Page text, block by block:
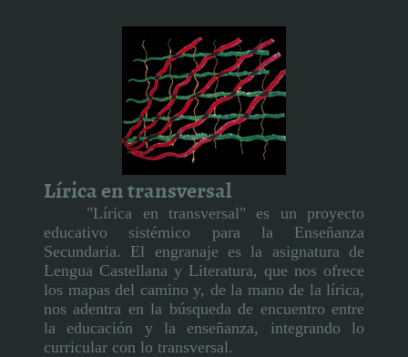
Lírica en transversal
"Lírica en transversal" es un proyecto
educativo sistémico para la Enseñanza
Secundaria. El engranaje es la asignatura de
Lengua Castellana y Literatura, que nos ofrece
los mapas del camino y, de la mano de la lírica,
nos adentra en la búsqueda de encuentro entre
la educación y la enseñanza, integrando lo
curricular con lo transversal.